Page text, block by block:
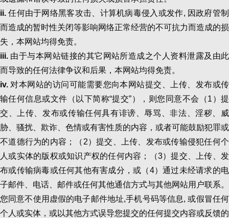
ii.任何由于网络黑客攻击、计算机病毒侵入或发作, 因政府管制
而造成的暂时性关闭等影响网络正常经营的不可抗力而造成的损
失，本网站均得免责。
iii. 由于与本网站链接的其它网站所造成之个人资料泄露及由此
而导致的任何法律争议和后果，本网站均得免责。
iv. 对本网站的访问可能需要您向本网站提交、上传、发布或传
输任何信息或文件（以下简称“提交”），则您同意不会（1）提
交、上传、发布或传输任何具有诽谤、辱骂、非法、淫秽、威
胁、骚扰、欺诈、色情或有害性质的内容，或者可能鼓励犯罪或
不道德行为的内容；（2）提交、上传、发布或传输侵犯任何个
人或实体的版权或知识产权的任何内容；（3）提交、上传、发
布或传输病毒或任何其他有害成分，或（4）通过未经请求的电
子邮件、电话、邮件或任何其他通信方式与其他网站用户联系。
您同意不使用虚假的电子邮件地址,手机号码等信息, 或假冒任何
个人或实体，或以其他方式误导您提交的任何提交内容或反馈的